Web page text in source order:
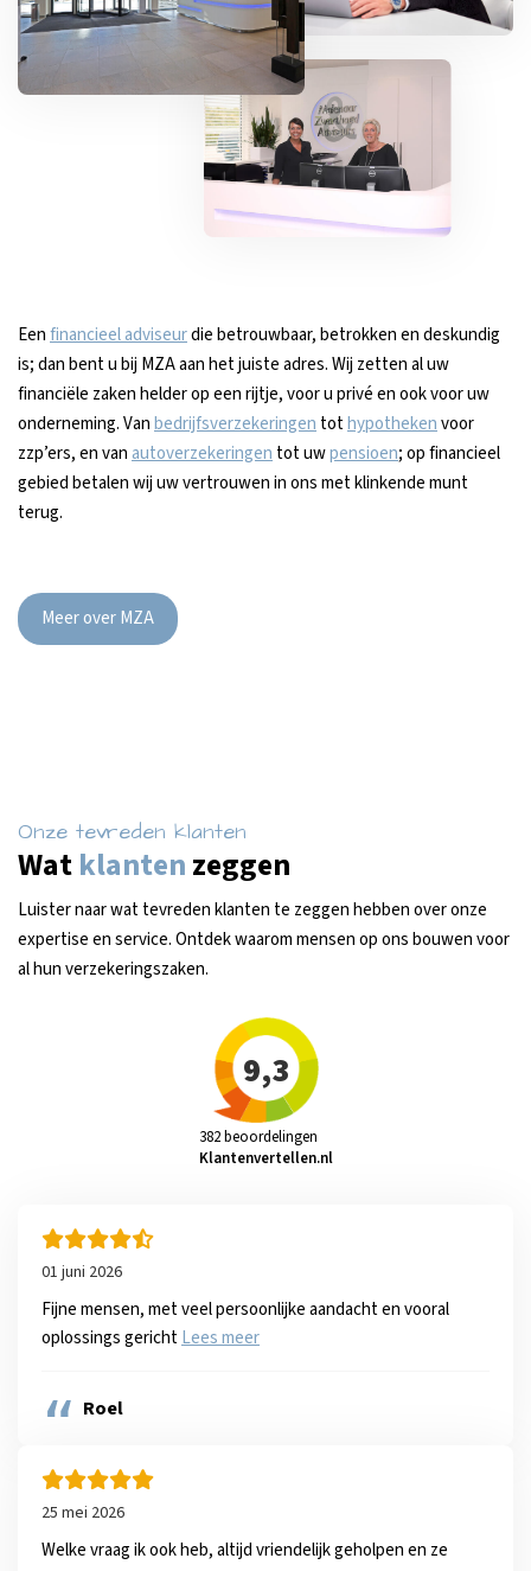
Eenfinancieel adviseurdie betrouwbaar, betrokken en deskundig
is; dan bent u bij MZA aan het juiste adres. Wij zetten al uw
financiële zaken helder op een rijtje, voor u privé en ook voor uw
onderneming. Vanbedrijfsverzekeringen tothypothekenvoor
zzp’ers, en van autoverzekeringen tot uwpensioen; op financieel
gebied betalen wij uw vertrouwen in ons met klinkende munt
terug.
Meer over MZA
Onze tevreden klanten
Watklantenzeggen
Luister naar wat tevreden klanten te zeggen hebben over onze
expertise en service. Ontdek waarom mensen op ons bouwen voor
al hun verzekeringszaken.
9,3
382 beoordelingen
Klantenvertellen.nl
01 juni 2026
Fijne mensen, met veel persoonlijke aandacht en vooral
oplossings gerichtLees meer
” Roel
25 mei 2026
Welke vraag ik ook heb, altijd vriendelijk geholpen en ze